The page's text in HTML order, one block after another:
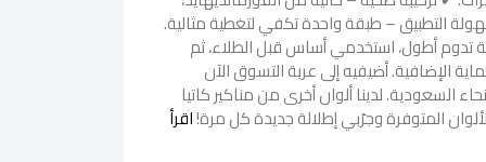
التطبيق – طبقة واحدة تكفي لتغطية مثالية.
تدوم أطول، استخدمي أساس قبل الطلاء، ثم
الإضافية. أضيفيه إلى عربة التسوق الآن
السعودية. لدينا ألوان أخرى من مناكير كاتيا
المتوفرة وجرّبي إطلالة جديدة كل مرة!اقرأ